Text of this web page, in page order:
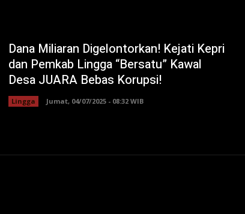
Dana Miliaran Digelontorkan! Kejati Kepri
dan Pemkab Lingga “Bersatu” Kawal
Desa JUARA Bebas Korupsi!
Lingga Jumat, 04/07/2025 - 08:32 WIB